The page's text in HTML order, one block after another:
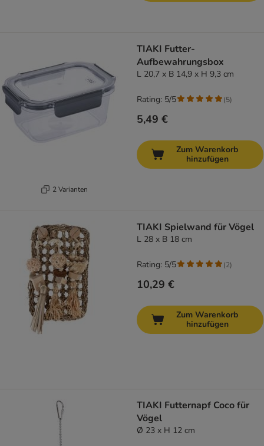
2 Varianten
TIAKI Futter-
Aufbewahrungsbox
L 20,7 x B 14,9 x H 9,3 cm
5,49 €
Rating: 5/5 (5)
Zum Warenkorb
hinzufügen
TIAKI Spielwand für Vögel
L 28 x B 18 cm
10,29 €
Rating: 5/5 (2)
Zum Warenkorb
hinzufügen
TIAKI Futternapf Coco für
Vögel
Ø 23 x H 12 cm